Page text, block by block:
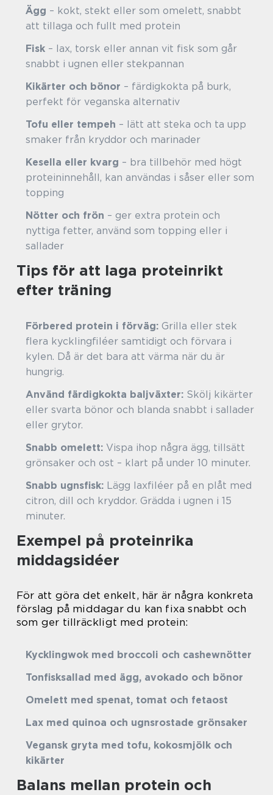
Ägg – kokt, stekt eller som omelett, snabbt
att tillaga och fullt med protein
Fisk – lax, torsk eller annan vit fisk som går
snabbt i ugnen eller stekpannan
Kikärter och bönor – färdigkokta på burk,
perfekt för veganska alternativ
Tofu eller tempeh – lätt att steka och ta upp
smaker från kryddor och marinader
Kesella eller kvarg – bra tillbehör med högt
proteininnehåll, kan användas i såser eller som
topping
Nötter och frön – ger extra protein och
nyttiga fetter, använd som topping eller i
sallader
Tips för att laga proteinrikt
efter träning
Förbered protein i förväg: Grilla eller stek
flera kycklingfiléer samtidigt och förvara i
kylen. Då är det bara att värma när du är
hungrig.
Använd färdigkokta baljväxter: Skölj kikärter
eller svarta bönor och blanda snabbt i sallader
eller grytor.
Snabb omelett: Vispa ihop några ägg, tillsätt
grönsaker och ost – klart på under 10 minuter.
Snabb ugnsfisk: Lägg laxfiléer på en plåt med
citron, dill och kryddor. Grädda i ugnen i 15
minuter.
Exempel på proteinrika
middagsidéer
För att göra det enkelt, här är några konkreta
förslag på middagar du kan fixa snabbt och
som ger tillräckligt med protein:
Kycklingwok med broccoli och cashewnötter
Tonfisksallad med ägg, avokado och bönor
Omelett med spenat, tomat och fetaost
Lax med quinoa och ugnsrostade grönsaker
Vegansk gryta med tofu, kokosmjölk och
kikärter
Balans mellan protein och